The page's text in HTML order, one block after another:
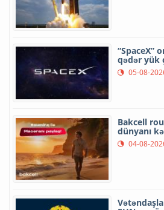
“SpaceX”
qədər yük
05-08-
Bakcell
dünyanı
04-08-